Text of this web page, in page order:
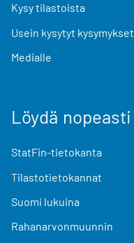
Kysy tilastoista
Usein kysytyt kysymykset
Medialle
Löydä nopeasti
StatFin-tietokanta
Tilastotietokannat
Suomi lukuina
Rahanarvonmuunnin